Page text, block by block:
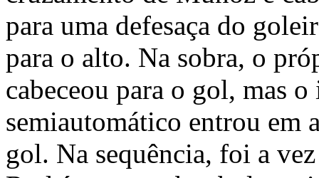
para uma defesaça do
para o alto. Na sobra, o
cabeceou para o gol, mas
semiautomático entrou em
gol. Na sequência, foi a vez